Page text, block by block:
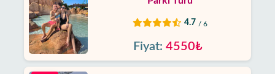
4.7 / 6
Fiyat: 4550₺